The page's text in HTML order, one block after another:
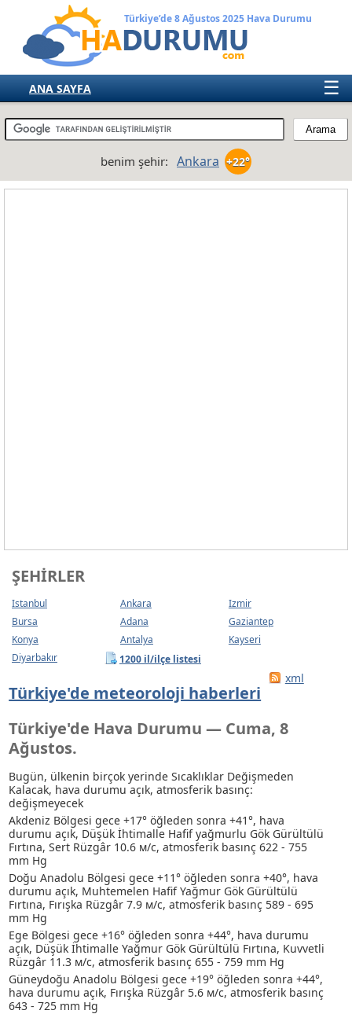
Türkiye’de 8 Ağustos 2025 Hava Durumu
☰
ANA SAYFA
TÜRKİYE
AVRUPA
benim şehir: Ankara +22°
ŞEHIRLER
Istanbul Ankara
Izmir
Bursa
Adana
Gaziantep
Konya
Antalya
Kayseri
Diyarbakır
1200 il/ilçe listesi
Türkiye'de meteoroloji haberleri
xml
Türkiye'de Hava Durumu — Cuma, 8
Ağustos.
Bugün, ülkenin birçok yerinde Sıcaklıklar Değişmeden
Kalacak, hava durumu açık, atmosferik basınç:
değişmeyecek
Akdeniz Bölgesi gece +17° öğleden sonra +41°, hava
durumu açık, Düşük İhtimalle Hafif yağmurlu Gök Gürültülü
Fırtına, Sert Rüzgâr 10.6 м/с, atmosferik basınç 622 - 755
mm Hg
Doğu Anadolu Bölgesi gece +11° öğleden sonra +40°, hava
durumu açık, Muhtemelen Hafif Yağmur Gök Gürültülü
Fırtına, Fırışka Rüzgâr 7.9 м/с, atmosferik basınç 589 - 695
mm Hg
Ege Bölgesi gece +16° öğleden sonra +44°, hava durumu
açık, Düşük İhtimalle Yağmur Gök Gürültülü Fırtına, Kuvvetli
Rüzgâr 11.3 м/с, atmosferik basınç 655 - 759 mm Hg
Güneydoğu Anadolu Bölgesi gece +19° öğleden sonra +44°,
hava durumu açık, Fırışka Rüzgâr 5.6 м/с, atmosferik basınç
643 - 725 mm Hg